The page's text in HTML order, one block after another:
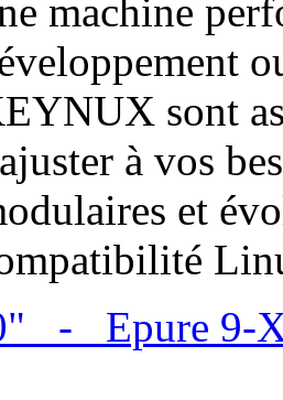
machine
sont
à vos
et
- Epure 9-